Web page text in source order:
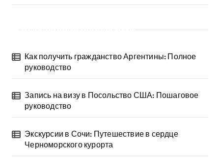
Как получить гражданство Аргентины: Полное
руководство
Запись на визу в Посольство США: Пошаговое
руководство
Экскурсии в Сочи: Путешествие в сердце
Черноморского курорта